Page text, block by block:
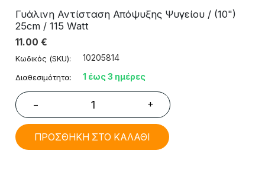
Γυάλινη Αντίσταση Απόψυξης Ψυγείου / (10")
25cm / 115 Watt
11.00 €
Κωδικός (SKU): 10205814
Διαθεσιμότητα: 1 έως 3 ημέρες
− +
ΠΡΟΣΘΗΚΗ ΣΤΟ ΚΑΛΑΘΙ